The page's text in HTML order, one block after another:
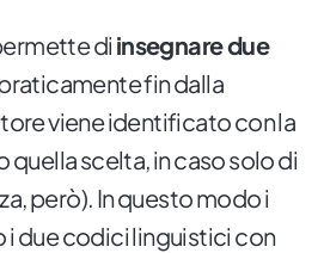
di insegnare due
fin dalla
viene identificato con la
quella scelta, in caso solo di
però). In questo modo i
i due codici linguistici con